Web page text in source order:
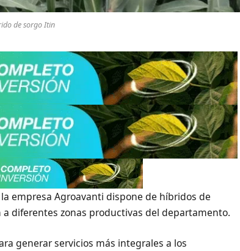
de sorgo Itin
empresa Agroavanti dispone de híbridos de
diferentes zonas productivas del departamento.
generar servicios más integrales a los